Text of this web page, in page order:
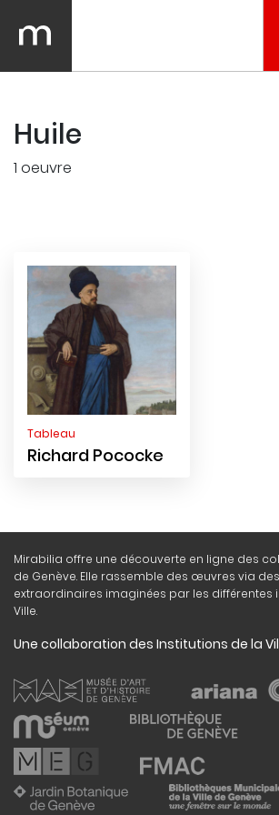
Huile
1 oeuvre
Tableau
Richard Pococke
Mirabilia offre une découverte en ligne des
de Genève. Elle rassemble des œuvres via
extraordinaires imaginées par les différentes
Ville.
Une collaboration des Institutions de la